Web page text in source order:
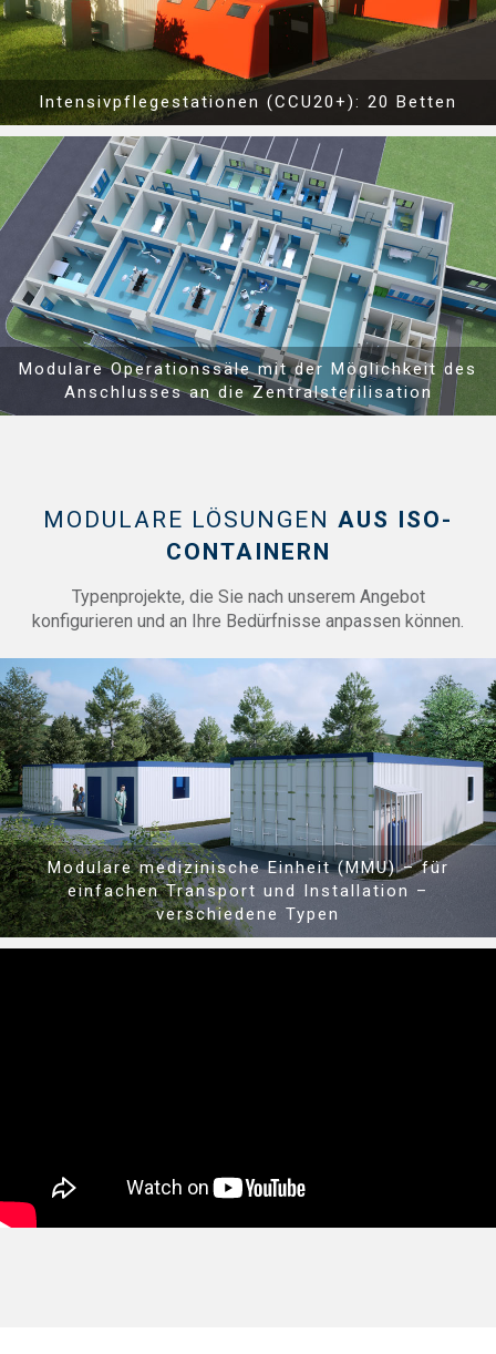
Intensivpflegestationen (CCU20+): 20 Betten
Modulare Operationssäle mit der Möglichkeit des
Anschlusses an die Zentralsterilisation
Show PDF
MODULARE LÖSUNGEN AUS ISO-
CONTAINERN
Typenprojekte, die Sie nach unserem Angebot
konfigurieren und an Ihre Bedürfnisse anpassen können.
Modulare medizinische Einheit (MMU) – für
einfachen Transport und Installation –
verschiedene Typen
Show PDF